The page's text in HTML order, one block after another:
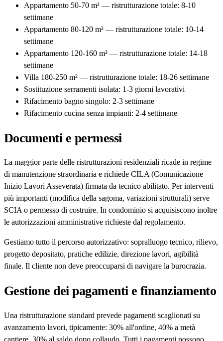
Appartamento 50-70 m² — ristrutturazione totale: 8-10
settimane
Appartamento 80-120 m² — ristrutturazione totale: 10-14
settimane
Appartamento 120-160 m² — ristrutturazione totale: 14-18
settimane
Villa 180-250 m² — ristrutturazione totale: 18-26 settimane
Sostituzione serramenti isolata: 1-3 giorni lavorativi
Rifacimento bagno singolo: 2-3 settimane
Rifacimento cucina senza impianti: 2-4 settimane
Documenti e permessi
La maggior parte delle ristrutturazioni residenziali ricade in regime
di manutenzione straordinaria e richiede CILA (Comunicazione
Inizio Lavori Asseverata) firmata da tecnico abilitato. Per interventi
più importanti (modifica della sagoma, variazioni strutturali) serve
SCIA o permesso di costruire. In condominio si acquisiscono inoltre
le autorizzazioni amministrative richieste dal regolamento.
Gestiamo tutto il percorso autorizzativo: sopralluogo tecnico, rilievo,
progetto depositato, pratiche edilizie, direzione lavori, agibilità
finale. Il cliente non deve preoccuparsi di navigare la burocrazia.
Gestione dei pagamenti e finanziamento
Una ristrutturazione standard prevede pagamenti scaglionati su
avanzamento lavori, tipicamente: 30% all'ordine, 40% a metà
cantiere, 30% al saldo dopo collaudo. Tutti i pagamenti possono